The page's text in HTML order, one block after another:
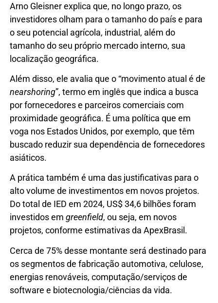
Arno Gleisner explica que, no longo prazo, os
investidores olham para o tamanho do país e para
o seu potencial agrícola, industrial, além do
tamanho do seu próprio mercado interno, sua
localização geográfica.
Além disso, ele avalia que o “movimento atual é de
nearshoring”, termo em inglês que indica a busca
por fornecedores e parceiros comerciais com
proximidade geográfica. É uma política que em
voga nos Estados Unidos, por exemplo, que têm
buscado reduzir sua dependência de fornecedores
asiáticos.
A prática também é uma das justificativas para o
alto volume de investimentos em novos projetos.
Do total de IED em 2024, US$ 34,6 bilhões foram
investidos em greenfield, ou seja, em novos
projetos, conforme estimativas da ApexBrasil.
Cerca de 75% desse montante será destinado para
os segmentos de fabricação automotiva, celulose,
energias renováveis, computação/serviços de
software e biotecnologia/ciências da vida.